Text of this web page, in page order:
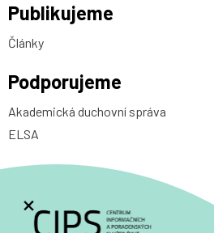
Publikujeme
Články
Podporujeme
Akademická duchovní správa
ELSA